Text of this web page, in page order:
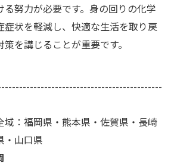
努力が必要です。身の回りの化学
症状を軽減し、快適な生活を取り戻
を講じることが重要です。
域：福岡県・熊本県・佐賀県・長崎
・山口県